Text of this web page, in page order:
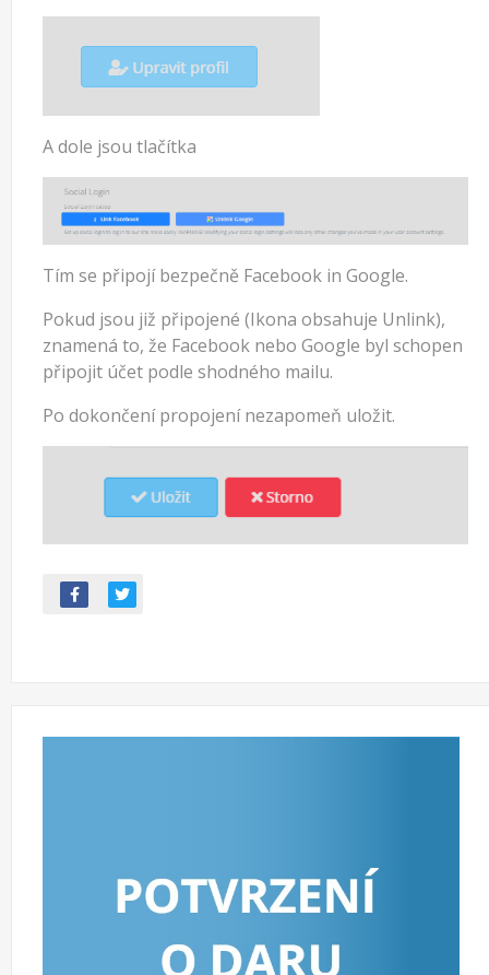
A dole jsou tlačítka
Tím se připojí bezpečně Facebook in Google.
Pokud jsou již připojené (Ikona obsahuje Unlink),
znamená to, že Facebook nebo Google byl schopen
připojit účet podle shodného mailu.
Po dokončení propojení nezapomeň uložit.